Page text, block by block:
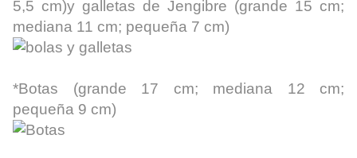
5,5 cm)y galletas de Jengibre (grande 15 cm;
mediana 11 cm; pequeña 7 cm)
*Botas (grande 17 cm; mediana 12 cm;
pequeña 9 cm)